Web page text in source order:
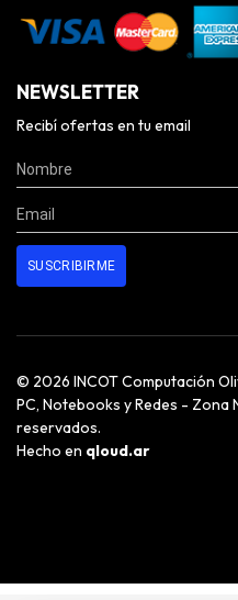
NEWSLETTER
Recibí ofertas en tu email
© 2026 INCOT Computación
PC, Notebooks y Redes -
reservados.
Hecho en qloud.ar